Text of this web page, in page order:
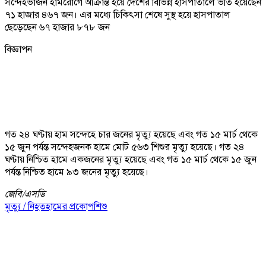
৭১ হাজার ৪৬৭ জন। এর মধ্যে চিকিৎসা শেষে সুস্থ হয়ে হাসপাতাল
ছেড়েছেন ৬৭ হাজার ৮৭৮ জন
বিজ্ঞাপন
গত ২৪ ঘণ্টায় হাম সন্দেহে চার জনের মৃত্যু হয়েছে এবং গত ১৫ মার্চ থেকে
১৫ জুন পর্যন্ত সন্দেহজনক হামে মোট ৫৬৩ শিশুর মৃত্যু হয়েছে। গত ২৪
ঘণ্টায় নিশ্চিত হামে একজনের মৃত্যু হয়েছে এবং গত ১৫ মার্চ থেকে ১৫ জুন
পর্যন্ত নিশ্চিত হামে ৯৩ জনের মৃত্যু হয়েছে।
জেবি/এসডি
মৃত্যু / নিহতহামের প্রকোপশিশু